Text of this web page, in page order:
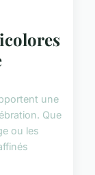
une
Que
ou les